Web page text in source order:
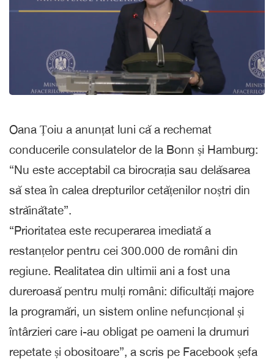
Oana Țoiu a anunțat luni că a rechemat
conducerile consulatelor de la Bonn și Hamburg:
“Nu este acceptabil ca birocrația sau delăsarea
să stea în calea drepturilor cetățenilor noștri din
străinătate”.
“Prioritatea este recuperarea imediată a
restanțelor pentru cei 300.000 de români din
regiune. Realitatea din ultimii ani a fost una
dureroasă pentru mulți români: dificultăți majore
la programări, un sistem online nefuncțional și
întârzieri care i-au obligat pe oameni la drumuri
repetate și obositoare”, a scris pe Facebook șefa